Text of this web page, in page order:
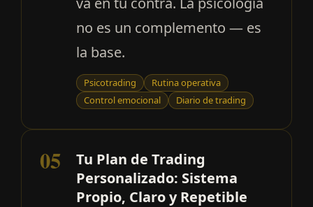
no es un complemento — es
la base.
Psicotrading
Rutina operativa
Control emocional
Diario de trading
05
Tu Plan de Trading
Personalizado: Sistema
Propio, Claro y Repetible